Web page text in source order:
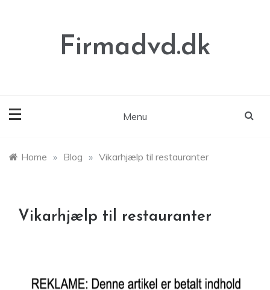
Firmadvd.dk
Menu
Home » Blog » Vikarhjælp til restauranter
Vikarhjælp til restauranter